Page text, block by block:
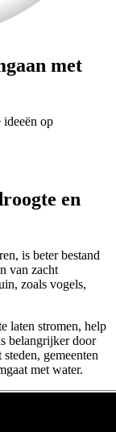
met
ideeën op
en
is beter bestand
van zacht
zoals vogels,
laten stromen, help
belangrijker door
gemeenten
met water.